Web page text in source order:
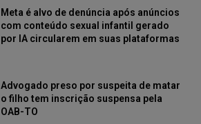
Meta é alvo de denúncia após anúncios
com conteúdo sexual infantil gerado
por IA circularem em suas plataformas
Advogado preso por suspeita de matar
o filho tem inscrição suspensa pela
OAB-TO